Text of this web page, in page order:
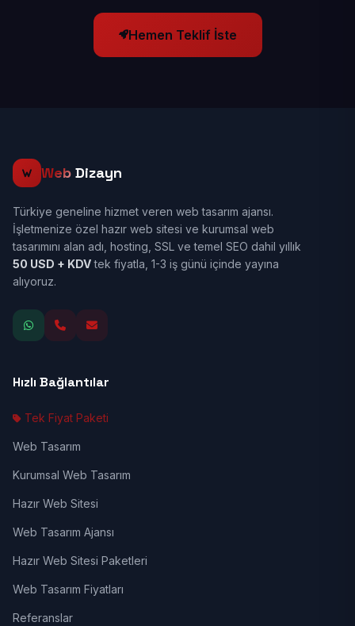
Hemen Teklif İste
Web Dizayn
Türkiye geneline hizmet veren web tasarım ajansı.
İşletmenize özel hazır web sitesi ve kurumsal web
tasarımını alan adı, hosting, SSL ve temel SEO dahil yıllık
50 USD + KDVtek fiyatla, 1-3 iş günü içinde yayına
alıyoruz.
Hızlı Bağlantılar
Tek Fiyat Paketi
Web Tasarım
Kurumsal Web Tasarım
Hazır Web Sitesi
Web Tasarım Ajansı
Hazır Web Sitesi Paketleri
Web Tasarım Fiyatları
Referanslar